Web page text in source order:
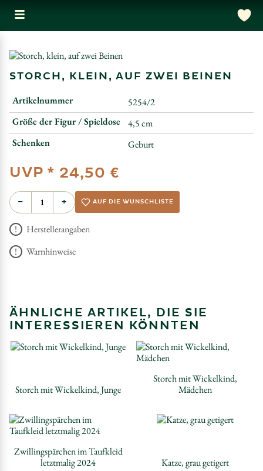
STORCH, KLEIN, AUF ZWEI BEINEN
Artikelnummer
5254/2
Größe der Figur / Spieldose
4,5 cm
Schenken
Geburt
UVP * 24,50 €
− + AUF DIE WUNSCHLISTE
Herstellerangaben
Warnhinweise
ÄHNLICHE ARTIKEL, DIE SIE
INTERESSIEREN KÖNNTEN
Storch mit Wickelkind, Junge
Storch mit Wickelkind,
Mädchen
Zwillingspärchen im Taufkleid
letztmalig 2024
Katze, grau getigert